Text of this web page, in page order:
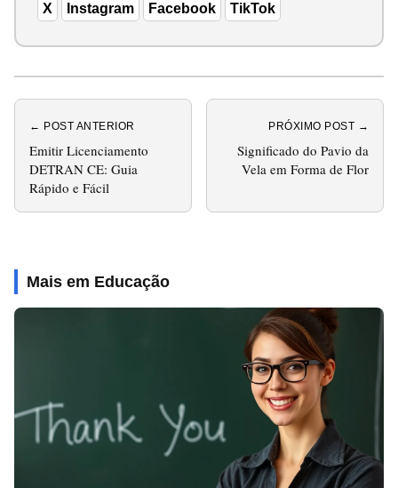
X Instagram Facebook TikTok
← POST ANTERIOR
Emitir Licenciamento
DETRAN CE: Guia
Rápido e Fácil
PRÓXIMO POST →
Significado do Pavio da
Vela em Forma de Flor
Mais em Educação